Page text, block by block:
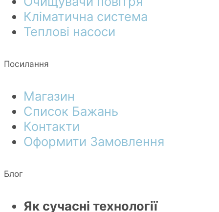
Кліматична система
Теплові насоси
Посилання
Магазин
Список Бажань
Контакти
Оформити Замовлення
Блог
Як сучасні технології